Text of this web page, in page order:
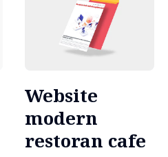
Website
modern
restoran cafe